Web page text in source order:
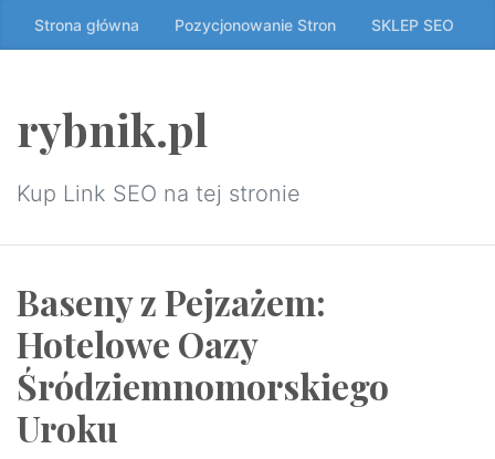
Przeskocz
do
Strona główna Pozycjonowanie Stron SKLEP SEO
rybnik.pl
Kup Link SEO na tej stronie
Baseny z Pejzażem:
Hotelowe Oazy
Śródziemnomorskiego
Uroku